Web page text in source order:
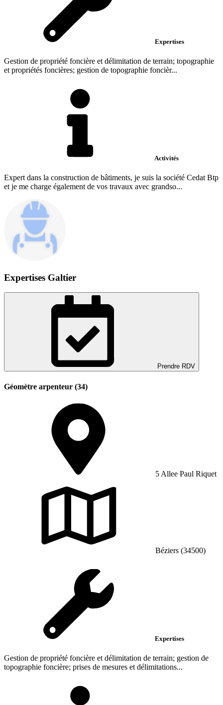
Expertises
Gestion de propriété foncière et délimitation de terrain; topographie
et propriétés foncières; gestion de topographie foncièr...
Activités
Expert dans la construction de bâtiments, je suis la société Cedat Btp
et je me charge également de vos travaux avec grandso...
Expertises Galtier
Prendre RDV
Géomètre arpenteur (34)
5 Allee Paul Riquet
Béziers (34500)
Expertises
Gestion de propriété foncière et délimitation de terrain; gestion de
topographie foncière; prises de mesures et délimitations...